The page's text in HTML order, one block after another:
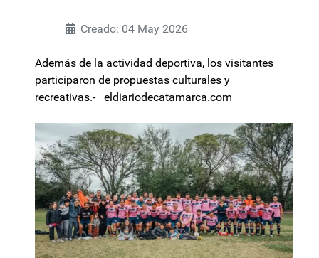
Creado: 04 May 2026
Además de la actividad deportiva, los visitantes
participaron de propuestas culturales y
recreativas.- eldiariodecatamarca.com